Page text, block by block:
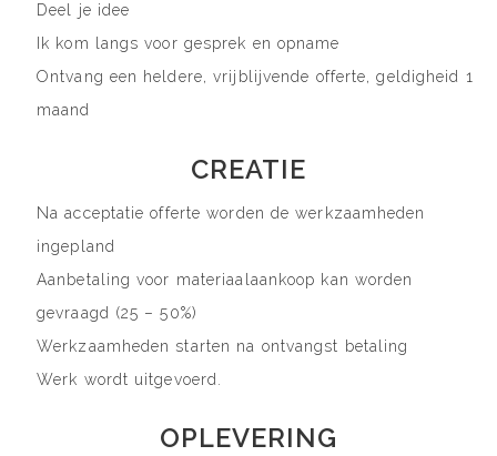
Deel je idee
Ik kom langs voor gesprek en opname
Ontvang een heldere, vrijblijvende offerte, geldigheid 1
maand
CREATIE
Na acceptatie offerte worden de werkzaamheden
ingepland
Aanbetaling voor materiaalaankoop kan worden
gevraagd (25 – 50%)
Werkzaamheden starten na ontvangst betaling
Werk wordt uitgevoerd.
OPLEVERING